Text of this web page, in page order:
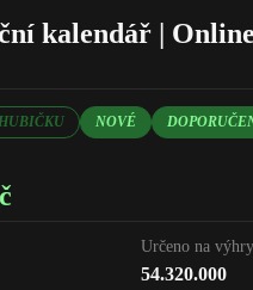
kalendář |
NOVÉ
Určeno na výhry
54.320.000